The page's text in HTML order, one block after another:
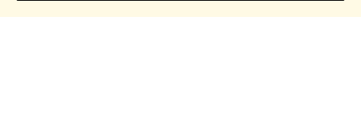
Видеообзоры ЖК